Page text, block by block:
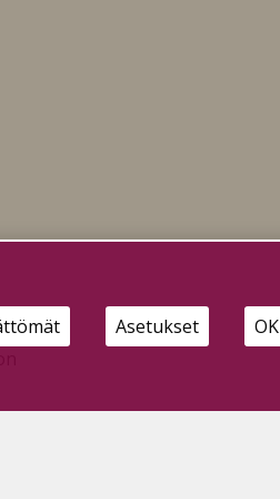
Asetukset OK